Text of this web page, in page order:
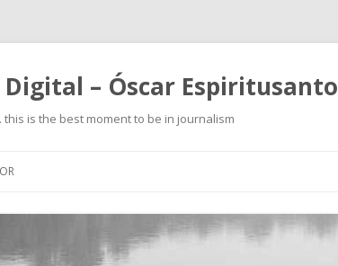
– Óscar Espiritusanto
this is the best moment to be in journalism